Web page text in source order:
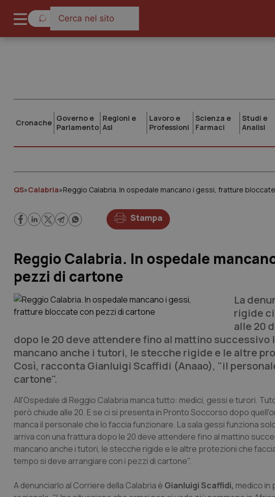
Cronache Governo e
Parlamento
Regioni e
Asl
Lavoro e
Professioni
Scienza e
Farmaci
Studi e
Analisi
QS»Calabria»Reggio Calabria. In ospedale mancano i gessi, fratture
Stampa
Reggio Calabria. In ospedale
pezzi di cartone
La
rigide
alle 20
dopo le 20 deve attendere fino al mattino
mancano anche i tutori, le stecche rigide e le altre
Così, racconta Gianluigi Scaffidi (Anaao), "il
cartone".
All'Ospedale di Reggio Calabria manca tutto: medici, gessi e turori.
però chiude alle 20. E se ci si presenta in Pronto Soccorso dopo
manca il personale che lo faccia funzionare. La sala gessi funziona
arriva con una frattura dopo le 20 deve attendere fino al mattino
mancano anche i tutori, le stecche rigide e le altre protezioni che
tempo si deve arrangiare con i pezzi di cartone".
A denunciarlo al Corriere della Calabria è Gianluigi Scaffidi, medico in